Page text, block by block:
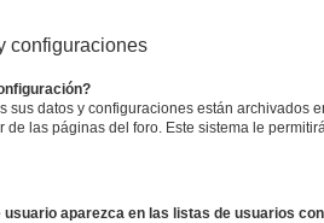
configuraciones
sus datos y configuraciones están
las páginas del foro. Este sistema le
aparezca en las listas de usuarios